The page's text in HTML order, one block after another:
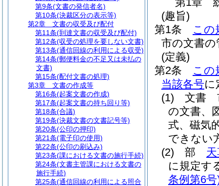
(趣旨)
第1条
この
市の文書
(定義)
第2条
この
当該各号に
(1)
文書
の文書、
式、磁気
できない
(2)
部
に規定す
条例第6号
第9条(文書の発信者名)
第10条(決裁区分の表示等)
第2章
文書の収受及び配付
第11条(到達文書の収受及び配付)
第12条(収受の処理を要しない文書)
第13条(通信回線の利用による収受)
第14条(郵便料金の不足又は未払の
文書)
第15条(配付文書の処理)
第3章
文書の作成等
第16条(起案文書の作成)
第17条(起案文書の持ち回り等)
第18条(合議)
第19条(決裁文書の文書記号等)
第20条(公印の押印)
第21条(電子印の使用)
第22条(公印の刷込み)
第23条(課における文書の施行手続)
第24条(文書主管課における文書の
施行手続)
第25条(通信回線の利用による照合